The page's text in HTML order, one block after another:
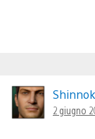
2 giugno